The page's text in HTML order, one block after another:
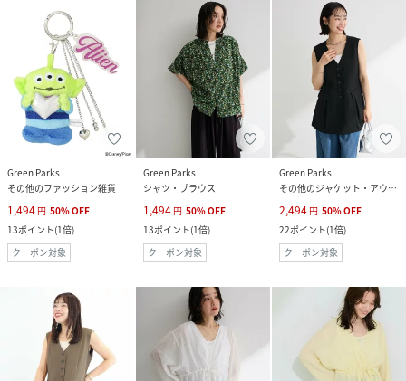
Green Parks
その他のファッション雑貨
1,494 円 50%OFF
13ポイント(1倍)
クーポン対象
Green Parks
シャツ・ブラウス
1,494 円 50%OFF
13ポイント(1倍)
クーポン対象
Green Parks
その他のジャケット・アウター
2,494 円 50%OFF
22ポイント(1倍)
クーポン対象